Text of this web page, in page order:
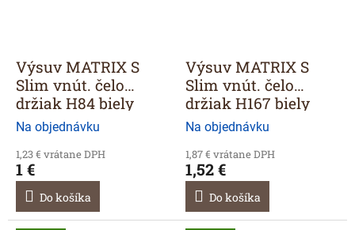
Výsuv MATRIX S
Slim vnút. čelo
držiak H84 biely
Na objednávku
1,23 € vrátane DPH
1 €
Do košíka
Výsuv MATRIX S
Slim vnút. čelo
držiak H167 biely
Na objednávku
1,87 € vrátane DPH
1,52 €
Do košíka